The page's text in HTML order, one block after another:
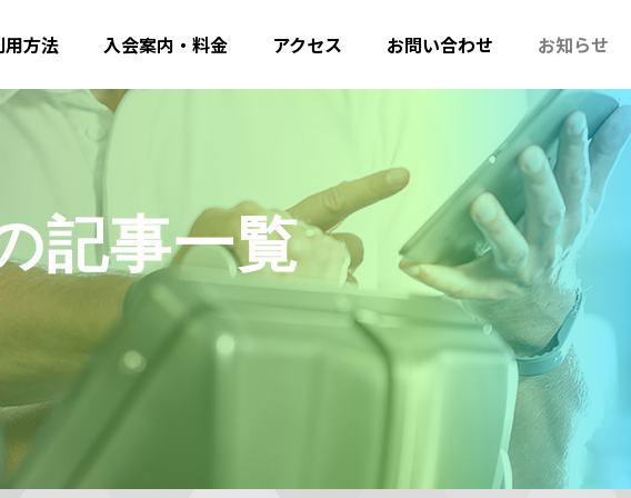
用方法 入会案内・料金 アクセス お問い合わせ お知らせ
事一覧